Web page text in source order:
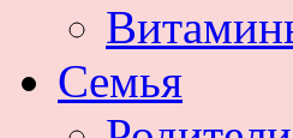
Семья